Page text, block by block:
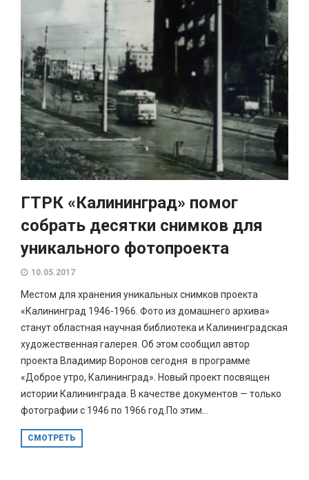
ГТРК «Калининград» помог
собрать десятки снимков для
уникального фотопроекта
10.05.2017
Местом для хранения уникальных снимков проекта
«Калининград 1946-1966. Фото из домашнего архива»
станут областная научная библиотека и Калининградская
художественная галерея. Об этом сообщил автор
проекта Владимир Воронов сегодня в программе
«Доброе утро, Калининград». Новый проект посвящен
истории Калининграда. В качестве документов — только
фотографии с 1946 по 1966 год.По этим...
СМОТРЕТЬ